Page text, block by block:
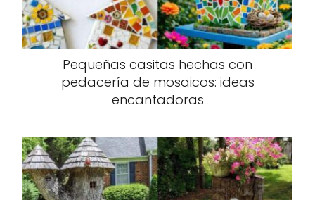
Pequeñas casitas hechas con
pedacería de mosaicos: ideas
encantadoras